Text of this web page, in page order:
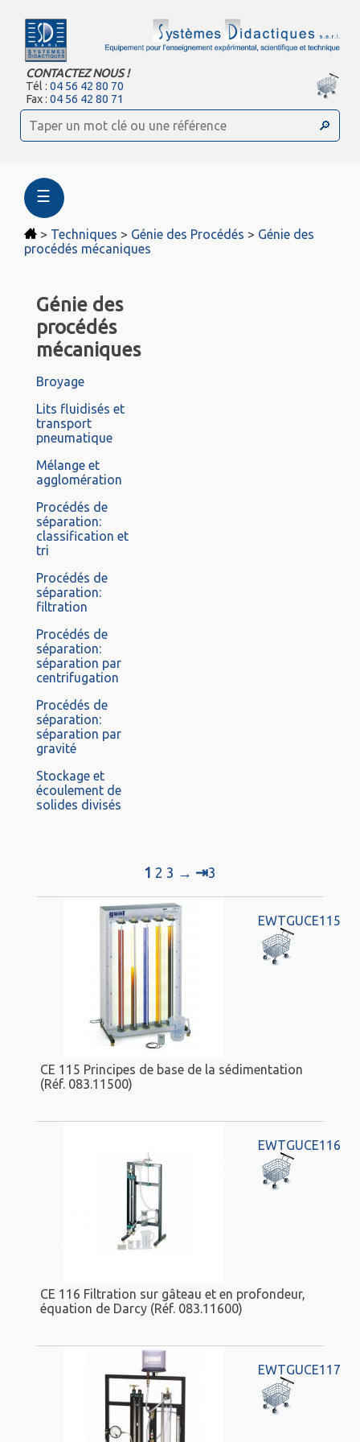
CONTACTEZ NOUS !
Tél :04 56 42 80 70
Fax :04 56 42 80 71
☰
> Techniques > Génie des Procédés > Génie des
procédés mécaniques
Génie des
procédés
mécaniques
Broyage
Lits fluidisés et
transport
pneumatique
Mélange et
agglomération
Procédés de
séparation:
classification et
tri
Procédés de
séparation:
filtration
Procédés de
séparation:
séparation par
centrifugation
Procédés de
séparation:
séparation par
gravité
Stockage et
écoulement de
solides divisés
1 2 3 → ⇥3
EWTGUCE115
CE 115 Principes de base de la sédimentation
(Réf. 083.11500)
EWTGUCE116
CE 116 Filtration sur gâteau et en profondeur,
équation de Darcy (Réf. 083.11600)
EWTGUCE117